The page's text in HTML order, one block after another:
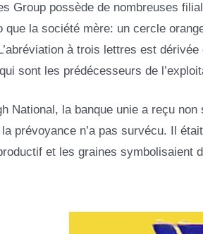
Group possède de nombreuses
que la société mère: un cercle
à trois lettres est
sont les prédécesseurs de
National, la banque unie a reçu
la prévoyance n’a pas survécu. Il
et les graines symbolisaient